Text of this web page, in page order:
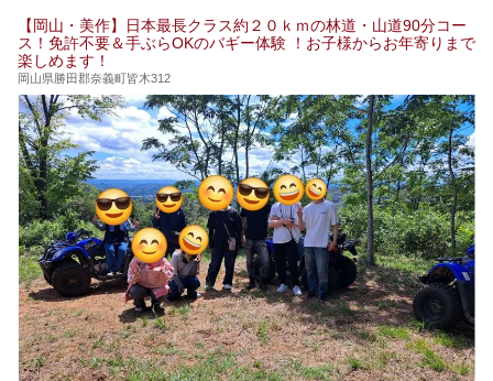
【岡山・美作】日本最長クラス約２０ｋｍの林道・山道90分コー
ス！免許不要＆手ぶらOKのバギー体験 ！お子様からお年寄りまで
楽しめます！
岡山県勝田郡奈義町皆木312